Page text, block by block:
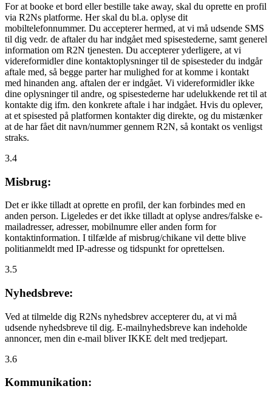
For at booke et bord eller bestille take away, skal du oprette en profil
via R2Ns platforme. Her skal du bl.a. oplyse dit
mobiltelefonnummer. Du accepterer hermed, at vi må udsende SMS
til dig vedr. de aftaler du har indgået med spisestederne, samt generel
information om R2N tjenesten. Du accepterer yderligere, at vi
videreformidler dine kontaktoplysninger til de spisesteder du indgår
aftale med, så begge parter har mulighed for at komme i kontakt
med hinanden ang. aftalen der er indgået. Vi videreformidler ikke
dine oplysninger til andre, og spisestederne har udelukkende ret til at
kontakte dig ifm. den konkrete aftale i har indgået. Hvis du oplever,
at et spisested på platformen kontakter dig direkte, og du mistænker
at de har fået dit navn/nummer gennem R2N, så kontakt os venligst
straks.
3.4
Misbrug:
Det er ikke tilladt at oprette en profil, der kan forbindes med en
anden person. Ligeledes er det ikke tilladt at oplyse andres/falske e-
mailadresser, adresser, mobilnumre eller anden form for
kontaktinformation. I tilfælde af misbrug/chikane vil dette blive
politianmeldt med IP-adresse og tidspunkt for oprettelsen.
3.5
Nyhedsbreve:
Ved at tilmelde dig R2Ns nyhedsbrev accepterer du, at vi må
udsende nyhedsbreve til dig. E-mailnyhedsbreve kan indeholde
annoncer, men din e-mail bliver IKKE delt med tredjepart.
3.6
Kommunikation: